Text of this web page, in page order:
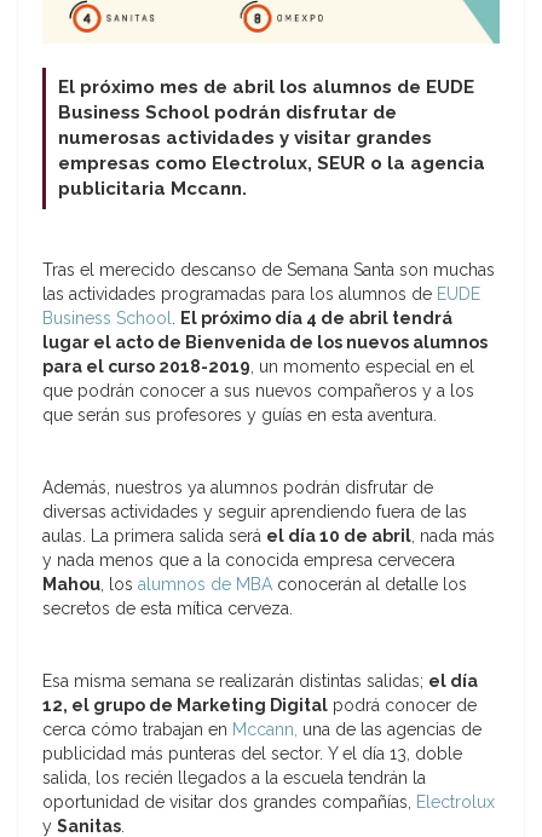
El próximo mes de abril los alumnos de EUDE
Business School podrán disfrutar de
numerosas actividades y visitar grandes
empresas como Electrolux, SEUR o la agencia
publicitaria Mccann.
Tras el merecido descanso de Semana Santa son muchas
las actividades programadas para los alumnos de EUDE
Business School
El próximo día 4 de abril tendrá
lugar el acto de Bienvenida de los nuevos alumnos
para el curso 2018-2019 , un momento especial en el
que podrán conocer a sus nuevos compañeros y a los
que serán sus profesores y guías en esta aventura.
Además, nuestros ya alumnos podrán disfrutar de
diversas actividades y seguir aprendiendo fuera de las
aulas. La primera salida será el día 10 de abril , nada más
y nada menos que a la conocida empresa cervecera
Mahou , los alumnos de MBA conocerán al detalle los
secretos de esta mítica cerveza.
Esa misma semana se realizarán distintas salidas; el día
12, el grupo de Marketing Digital podrá conocer de
cerca cómo trabajan en Mccann, una de las agencias de
publicidad más punteras del sector. Y el día 13, doble
salida, los recién llegados a la escuela tendrán la
oportunidad de visitar dos grandes compañías,
Electrolux
y Sanitas